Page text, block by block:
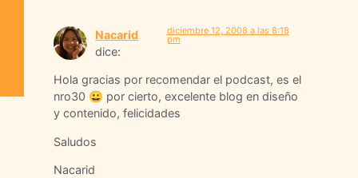
Nacarid
dice:
diciembre 12, 2008 a las 8:18
pm
Hola gracias por recomendar el podcast, es el
nro30 😀 por cierto, excelente blog en diseño
y contenido, felicidades
Saludos
Nacarid